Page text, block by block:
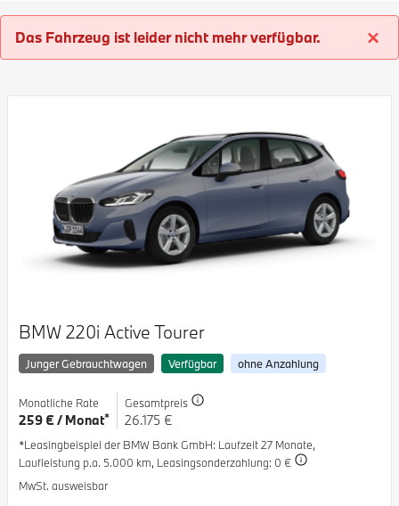
Das Fahrzeug ist leider nicht mehr verfügbar.
BMW 220i Active Tourer
Junger Gebrauchtwagen Verfügbar ohne Anzahlung
Monatliche Rate
259 € / Monat*
Gesamtpreis
26.175 €
*Leasingbeispiel der BMW Bank GmbH: Laufzeit 27 Monate,
Laufleistung p.a. 5.000 km, Leasingsonderzahlung: 0 €
MwSt. ausweisbar